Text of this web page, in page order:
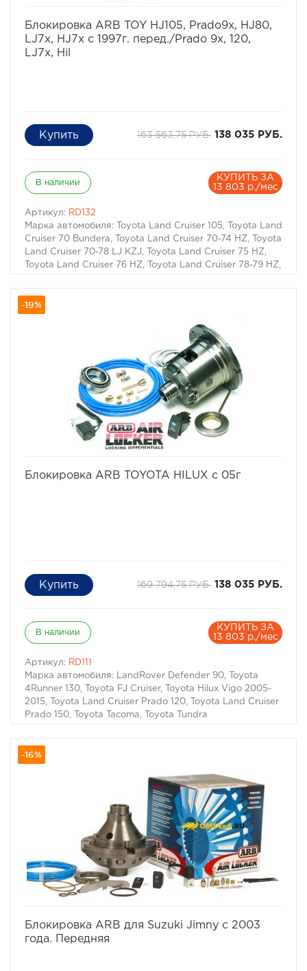
Блокировка ARB TOY HJ105, Prado9x, HJ80,
LJ7х, HJ7x c 1997г. перед./Prado 9x, 120,
LJ7x, Hil
163 563,75 РУБ. 138 035 РУБ.
В наличии
КУПИТЬ ЗА
13 803 р./мес
Артикул: RD132
Марка автомобиля: Toyota Land Cruiser 105, Toyota Land
Cruiser 70 Bundera, Toyota Land Cruiser 70-74 HZ, Toyota
Land Cruiser 70-78 LJ KZJ, Toyota Land Cruiser 75 HZ,
Toyota Land Cruiser 76 HZ, Toyota Land Cruiser 78-79 HZ,
Prado 90
-19%
Блокировка ARB TOYOTA HILUX с 05г
169 794,75 РУБ. 138 035 РУБ.
В наличии
КУПИТЬ ЗА
13 803 р./мес
Артикул: RD111
Марка автомобиля: LandRover Defender 90, Toyota
4Runner 130, Toyota FJ Cruiser, Toyota Hilux Vigo 2005-
2015, Toyota Land Cruiser Prado 120, Toyota Land Cruiser
Prado 150, Toyota Tacoma, Toyota Tundra
-16%
Блокировка ARB для Suzuki Jimny с 2003
года. Передняя